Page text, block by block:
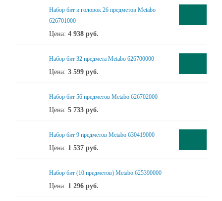
Набор бит и головок 26 предметов Metabo
626701000
Цена: 4 938 руб.
Набор бит 32 предмета Metabo 626700000
Цена: 3 599 руб.
Набор бит 56 предметов Metabo 626702000
Цена: 5 733 руб.
Набор бит 9 предметов Metabo 630419000
Цена: 1 537 руб.
Набор бит (10 предметов) Metabo 625390000
Цена: 1 296 руб.